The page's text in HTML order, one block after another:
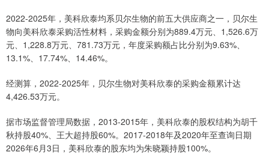
2022-2025年，美科欣泰均系贝尔生物的前五大供应商之一，贝尔生
物向美科欣泰采购活性材料，采购金额分别为889.4万元、1,526.6万
元、1,228.8万元、781.73万元，年度采购额占比分别为9.63%、
13.1%、17.74%、14.46%。
经测算，2022-2025年，贝尔生物对美科欣泰的采购金额累计达
4,426.53万元。
据市场监督管理局数据，2013-2015年，美科欣泰的股权结构为胡千
秋持股40%、王大超持股60%。2017-2018年及2020年至查询日期
2026年6月3日，美科欣泰的股东均为朱晓颖持股100%。